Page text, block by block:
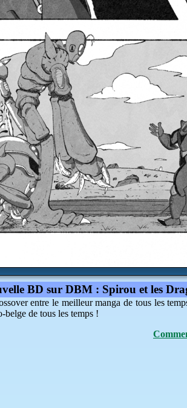
BD sur DBM : Spirou et les
entre le meilleur manga de tous les
belge de tous les temps !